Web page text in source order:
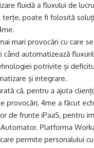
fluidă a fluxului de
terțe, poate fi folosită
mari provocări cu care
când automatizează
potrivite și
și integrare.
că, pentru a ajuta
provocări, 4me a făcut
de frunte iPaaS, pentru
Platforma
permite personalului